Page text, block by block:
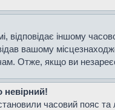
іншому
вашому
Отже, якщо ви
невірний!
часовий пояс та